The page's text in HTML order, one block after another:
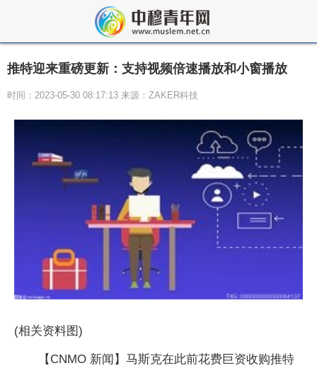
推特迎来重磅更新：支持视频倍速播放和小窗播放
时间：2023-05-30 08:17:13 来源：ZAKER科技
(相关资料图)
【CNMO 新闻】马斯克在此前花费巨资收购推特